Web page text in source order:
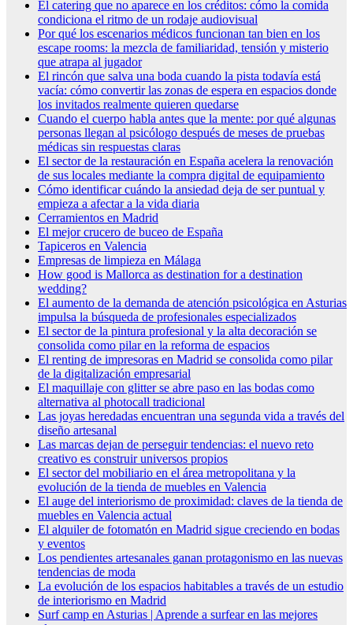
El catering que no aparece en los créditos: cómo la comida
condiciona el ritmo de un rodaje audiovisual
Por qué los escenarios médicos funcionan tan bien en los
escape rooms: la mezcla de familiaridad, tensión y misterio
que atrapa al jugador
El rincón que salva una boda cuando la pista todavía está
vacía: cómo convertir las zonas de espera en espacios donde
los invitados realmente quieren quedarse
Cuando el cuerpo habla antes que la mente: por qué algunas
personas llegan al psicólogo después de meses de pruebas
médicas sin respuestas claras
El sector de la restauración en España acelera la renovación
de sus locales mediante la compra digital de equipamiento
Cómo identificar cuándo la ansiedad deja de ser puntual y
empieza a afectar a la vida diaria
Cerramientos en Madrid
El mejor crucero de buceo de España
Tapiceros en Valencia
Empresas de limpieza en Málaga
How good is Mallorca as destination for a destination
wedding?
El aumento de la demanda de atención psicológica en Asturias
impulsa la búsqueda de profesionales especializados
El sector de la pintura profesional y la alta decoración se
consolida como pilar en la reforma de espacios
El renting de impresoras en Madrid se consolida como pilar
de la digitalización empresarial
El maquillaje con glitter se abre paso en las bodas como
alternativa al photocall tradicional
Las joyas heredadas encuentran una segunda vida a través del
diseño artesanal
Las marcas dejan de perseguir tendencias: el nuevo reto
creativo es construir universos propios
El sector del mobiliario en el área metropolitana y la
evolución de la tienda de muebles en Valencia
El auge del interiorismo de proximidad: claves de la tienda de
muebles en Valencia actual
El alquiler de fotomatón en Madrid sigue creciendo en bodas
y eventos
Los pendientes artesanales ganan protagonismo en las nuevas
tendencias de moda
La evolución de los espacios habitables a través de un estudio
de interiorismo en Madrid
Surf camp en Asturias | Aprende a surfear en las mejores